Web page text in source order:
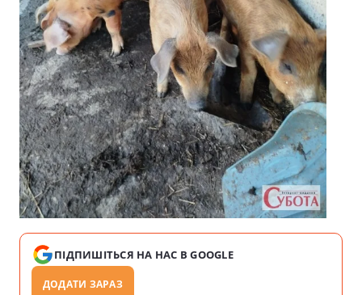
ПІДПИШІТЬСЯ НА НАС В GOOGLE
ДОДАТИ ЗАРАЗ